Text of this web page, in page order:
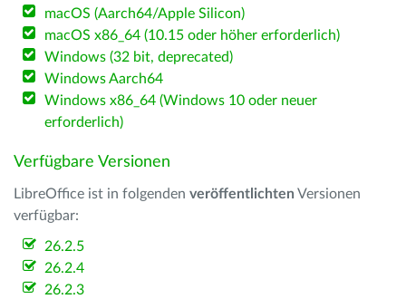
macOS (Aarch64/Apple Silicon)
macOS x86_64 (10.15 oder höher erforderlich)
Windows (32 bit, deprecated)
Windows Aarch64
Windows x86_64 (Windows 10 oder neuer
erforderlich)
Verfügbare Versionen
LibreOffice ist in folgenden veröffentlichten Versionen
verfügbar:
26.2.5
26.2.4
26.2.3